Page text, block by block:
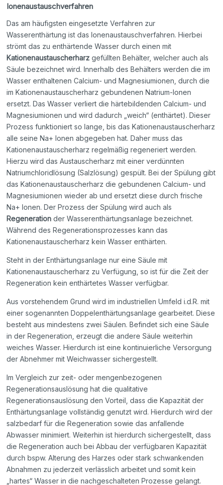
Ionenaustauschverfahren
Das am häufigsten eingesetzte Verfahren zur
Wasserenthärtung ist das Ionenaustauschverfahren. Hierbei
strömt das zu enthärtende Wasser durch einen mit
Kationenaustauscherharz gefüllten Behälter, welcher auch als
Säule bezeichnet wird. Innerhalb des Behälters werden die im
Wasser enthaltenen Calcium- und Magnesiumionen, durch die
im Kationenaustauscherharz gebundenen Natrium-Ionen
ersetzt. Das Wasser verliert die härtebildenden Calcium- und
Magnesiumionen und wird dadurch „weich“ (enthärtet). Dieser
Prozess funktioniert so lange, bis das Kationenaustauscherharz
alle seine Na+ Ionen abgegeben hat. Daher muss das
Kationenaustauscherharz regelmäßig regeneriert werden.
Hierzu wird das Austauscherharz mit einer verdünnten
Natriumchloridlösung (Salzlösung) gespült. Bei der Spülung gibt
das Kationenaustauscherharz die gebundenen Calcium- und
Magnesiumionen wieder ab und ersetzt diese durch frische
Na+ Ionen. Der Prozess der Spülung wird auch als
Regeneration der Wasserenthärtungsanlage bezeichnet.
Während des Regenerationsprozesses kann das
Kationenaustauscherharz kein Wasser enthärten.
Steht in der Enthärtungsanlage nur eine Säule mit
Kationenaustauscherharz zu Verfügung, so ist für die Zeit der
Regeneration kein enthärtetes Wasser verfügbar.
Aus vorstehendem Grund wird im industriellen Umfeld i.d.R. mit
einer sogenannten Doppelenthärtungsanlage gearbeitet. Diese
besteht aus mindestens zwei Säulen. Befindet sich eine Säule
in der Regeneration, erzeugt die andere Säule weiterhin
weiches Wasser. Hierdurch ist eine kontinuierliche Versorgung
der Abnehmer mit Weichwasser sichergestellt.
Im Vergleich zur zeit- oder mengenbezogenen
Regenerationsauslösung hat die qualitative
Regenerationsauslösung den Vorteil, dass die Kapazität der
Enthärtungsanlage vollständig genutzt wird. Hierdurch wird der
salzbedarf für die Regeneration sowie das anfallende
Abwasser minimiert. Weiterhin ist hierdurch sichergestellt, dass
die Regeneration auch bei Abbau der verfügbaren Kapazität
durch bspw. Alterung des Harzes oder stark schwankenden
Abnahmen zu jederzeit verlässlich arbeitet und somit kein
„hartes“ Wasser in die nachgeschalteten Prozesse gelangt.